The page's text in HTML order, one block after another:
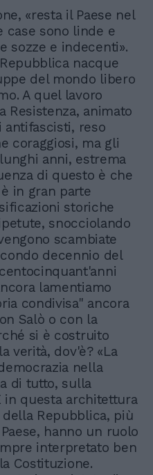
«resta il Paese nel
case sono linde e
sozze e indecenti».
nacque
del mondo libero
A quel lavoro
Resistenza, animato
reso
coraggiosi, ma gli
anni, estrema
di questo è che
in gran parte
storiche
snocciolando
scambiate
decennio del
lamentiamo
condivisa" ancora
Salò o con la
si è costruito
verità, dov'è? «La
nella
di tutto, sulla
in questa architettura
Repubblica, più
hanno un ruolo
interpretato ben
Costituzione.